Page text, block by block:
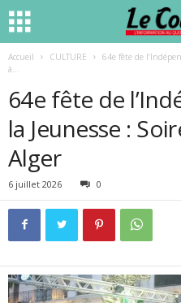
Accueil CULTURE
64e fête de
à...
64e fête de
la Jeunesse :
Alger
6 juillet 2026 0